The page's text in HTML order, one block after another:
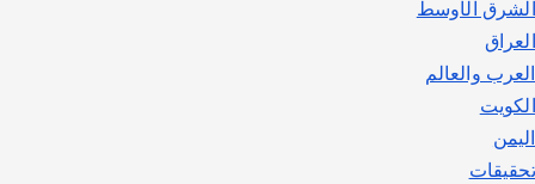
الشرق الأوسط
العراق
العرب والعالم
الكويت
اليمن
تحقيقات